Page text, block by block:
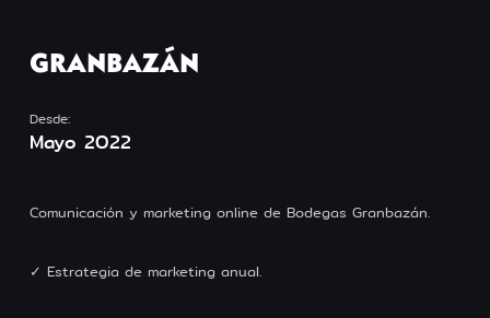
GRANBAZÁN
Desde:
Mayo 2022
Comunicación y marketing online de Bodegas Granbazán.
✓ Estrategia de marketing anual.